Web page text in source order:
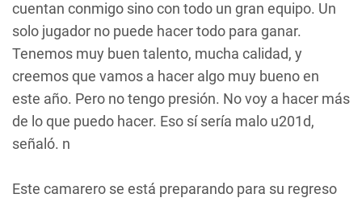
cuentan conmigo sino con todo un gran equipo. Un
solo jugador no puede hacer todo para ganar.
Tenemos muy buen talento, mucha calidad, y
creemos que vamos a hacer algo muy bueno en
este año. Pero no tengo presión. No voy a hacer más
de lo que puedo hacer. Eso sí sería malo u201d,
señaló. n
Este camarero se está preparando para su regreso